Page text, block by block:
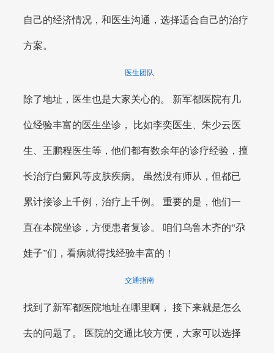
自己的经济情况，和医生沟通，选择适合自己的治疗
方案。
医生团队
除了地址，医生也是大家关心的。 新军都医院有几
位经验丰富的医生坐诊， 比如李奕医生、朱少云医
生、王鹏程医生等，他们都有数余年的诊疗经验，擅
长治疗白癜风等皮肤疾病。 虽然没有师从，但都已
累计接诊上千例，治疗上千例。 重要的是，他们一
直在本院坐诊，方便患者复诊。 咱们乌鲁木齐的“尕
娃子”们，看病就得找经验丰富的！
交通指南
找到了新军都医院地址在哪里啊， 接下来就是怎么
去的问题了。 医院的交通比较方便，大家可以选择